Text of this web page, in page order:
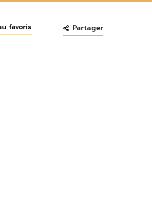
favoris Partager